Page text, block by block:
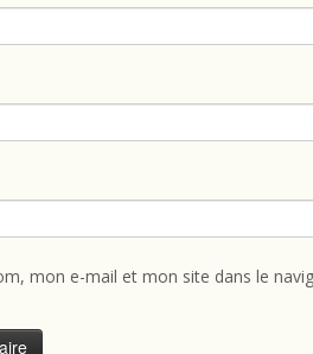
mon e-mail et mon site dans le